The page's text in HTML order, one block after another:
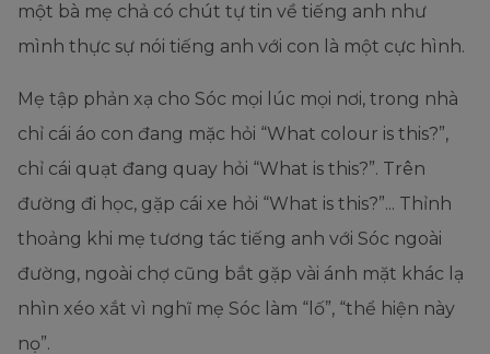
một bà mẹ chả có chút tự tin về tiếng anh như
mình thực sự nói tiếng anh với con là một cực hình.
Mẹ tập phản xạ cho Sóc mọi lúc mọi nơi, trong nhà
chỉ cái áo con đang mặc hỏi “What colour is this?”,
chỉ cái quạt đang quay hỏi “What is this?”. Trên
đường đi học, gặp cái xe hỏi “What is this?”... Thỉnh
thoảng khi mẹ tương tác tiếng anh với Sóc ngoài
đường, ngoài chợ cũng bắt gặp vài ánh mặt khác lạ
nhìn xéo xắt vì nghĩ mẹ Sóc làm “lố”, “thể hiện này
nọ”.